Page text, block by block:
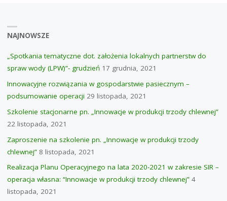
NAJNOWSZE
„Spotkania tematyczne dot. założenia lokalnych partnerstw do
spraw wody (LPW)”- grudzień 17 grudnia, 2021
Innowacyjne rozwiązania w gospodarstwie pasiecznym –
podsumowanie operacji 29 listopada, 2021
Szkolenie stacjonarne pn. „Innowacje w produkcji trzody chlewnej”
22 listopada, 2021
Zaproszenie na szkolenie pn. „Innowacje w produkcji trzody
chlewnej” 8 listopada, 2021
Realizacja Planu Operacyjnego na lata 2020-2021 w zakresie SIR –
operacja własna: “Innowacje w produkcji trzody chlewnej” 4
listopada, 2021